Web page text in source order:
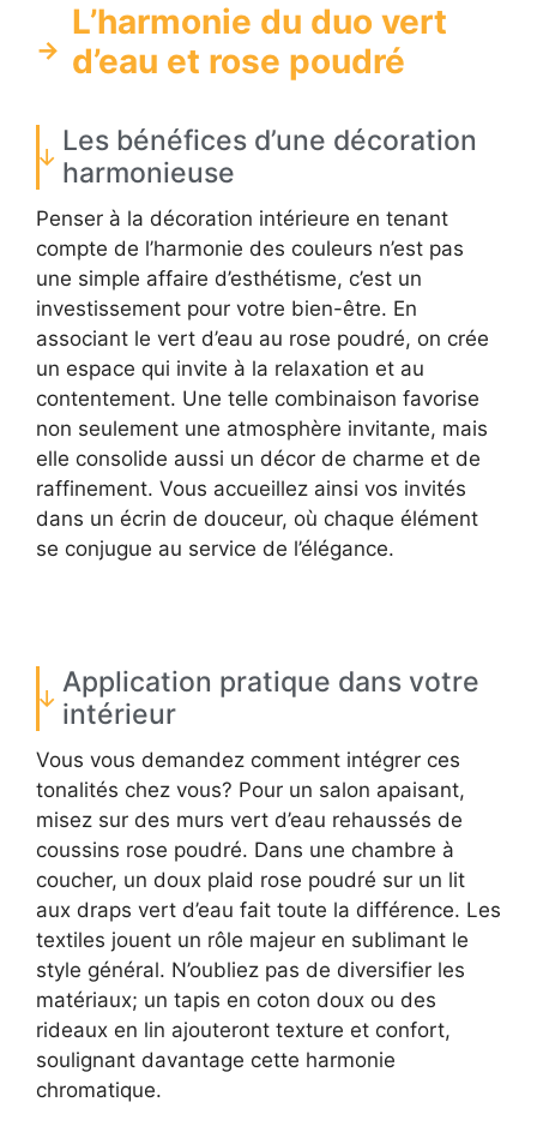
L’harmonie du duo vert
d’eau et rose poudré
Les bénéfices d’une décoration
harmonieuse
Penser à la décoration intérieure en tenant
compte de l’harmonie des couleurs n’est pas
une simple affaire d’esthétisme, c’est un
investissement pour votre bien-être. En
associant le vert d’eau au rose poudré, on crée
un espace qui invite à la relaxation et au
contentement. Une telle combinaison favorise
non seulement une atmosphère invitante, mais
elle consolide aussi un décor de charme et de
raffinement. Vous accueillez ainsi vos invités
dans un écrin de douceur, où chaque élément
se conjugue au service de l’élégance.
Application pratique dans votre
intérieur
Vous vous demandez comment intégrer ces
tonalités chez vous? Pour un salon apaisant,
misez sur des murs vert d’eau rehaussés de
coussins rose poudré. Dans une chambre à
coucher, un doux plaid rose poudré sur un lit
aux draps vert d’eau fait toute la différence. Les
textiles jouent un rôle majeur en sublimant le
style général. N’oubliez pas de diversifier les
matériaux; un tapis en coton doux ou des
rideaux en lin ajouteront texture et confort,
soulignant davantage cette harmonie
chromatique.